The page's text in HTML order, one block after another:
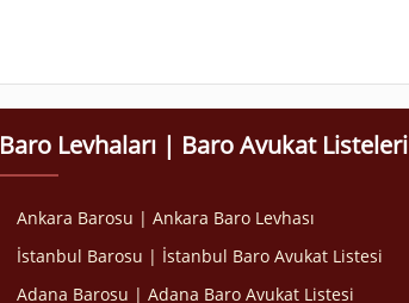
Baro Levhaları | Baro Avukat Listeleri
Ankara Barosu | Ankara Baro Levhası
İstanbul Barosu | İstanbul Baro Avukat Listesi
Adana Barosu | Adana Baro Avukat Listesi